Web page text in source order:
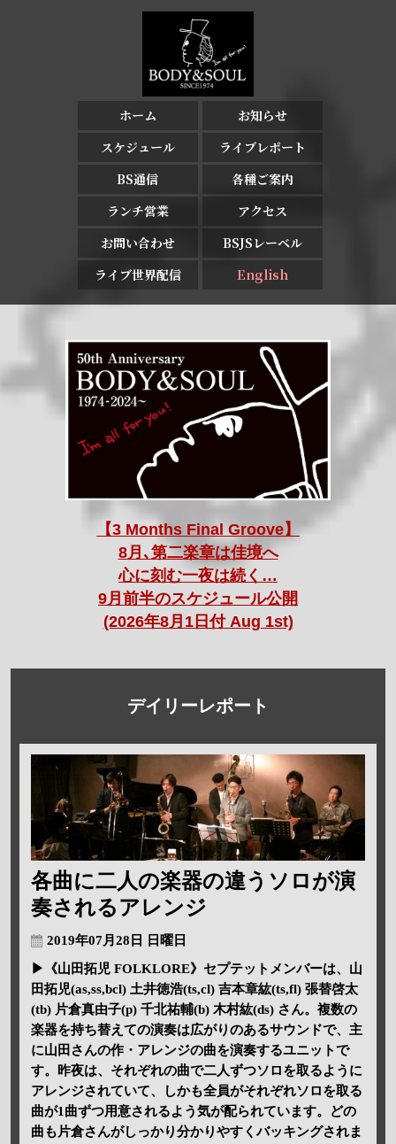
ホーム
お知らせ
スケジュール
ライブレポート
BS通信
各種ご案内
ランチ営業
アクセス
お問い合わせ
BSJSレーベル
ライブ世界配信
English
【3 Months Final Groove】
8月､第二楽章は佳境へ
心に刻む一夜は続く…
9月前半のスケジュール公開
(2026年8月1日付 Aug 1st)
デイリーレポート
各曲に二人の楽器の違うソロが演
奏されるアレンジ
2019年07月28日 日曜日
▶《山田拓児 FOLKLORE》セプテットメンバーは、山
田拓児(as,ss,bcl) 土井徳浩(ts,cl) 吉本章紘(ts,fl) 張替啓太
(tb) 片倉真由子(p) 千北祐輔(b) 木村紘(ds) さん。複数の
楽器を持ち替えての演奏は広がりのあるサウンドで、主
に山田さんの作・アレンジの曲を演奏するユニットで
す。昨夜は、それぞれの曲で二人ずつソロを取るように
アレンジされていて、しかも全員がそれぞれソロを取る
曲が1曲ずつ用意されるよう気が配られています。どの
曲も片倉さんがしっかり分かりやすくバッキングされま